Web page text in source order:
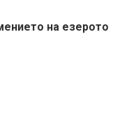
на езерото